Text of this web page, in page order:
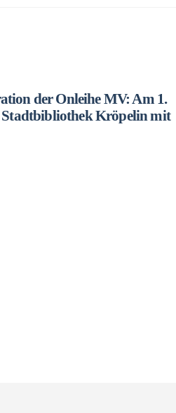
der Onleihe MV: Am 1.
Stadtbibliothek Kröpelin mit